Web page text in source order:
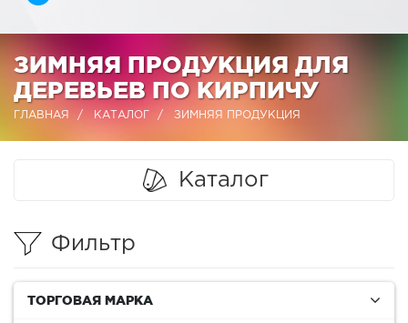
ЗИМНЯЯ ПРОДУКЦИЯ ДЛЯ
ДЕРЕВЬЕВ ПО КИРПИЧУ
ГЛАВНАЯ КАТАЛОГ ЗИМНЯЯ ПРОДУКЦИЯ
Каталог
Фильтр
ТОРГОВАЯ МАРКА